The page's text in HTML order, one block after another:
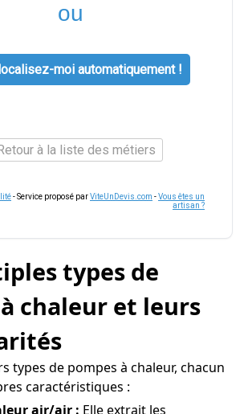
ou
moi automatiquement !
à la liste des métiers
- Service proposé parViteUnDevis.com -Vous êtes un
artisan ?
types de
chaleur et leurs
types de pompes à chaleur, chacun
caractéristiques :
air/air : Elle extrait les